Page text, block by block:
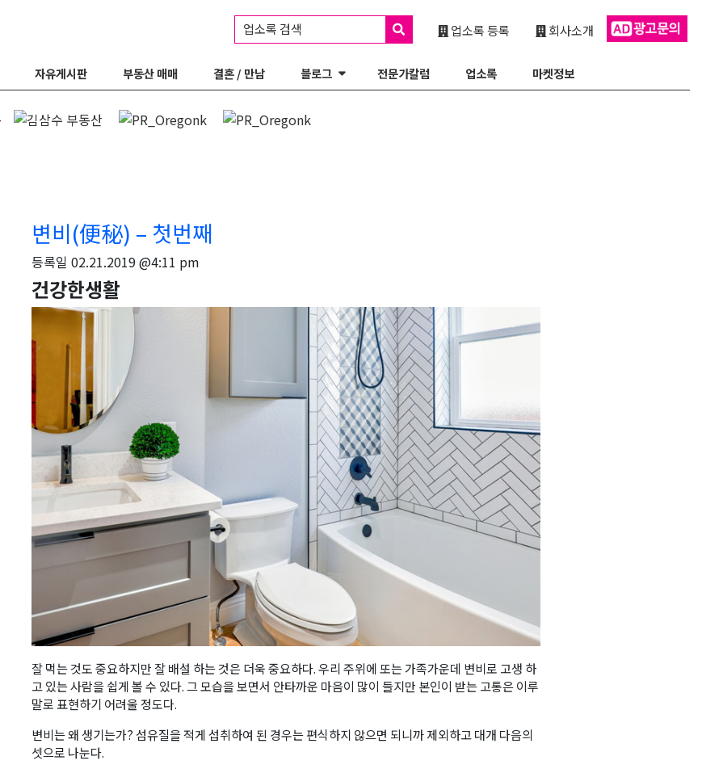
회사소개
업소록 등록
업소록 검색
자유게시판 부동산 매매 결혼 / 만남 블로그 전문가칼럼 업소록 마켓정보
변비(便秘) – 첫번째
등록일02.21.2019 @4:11 pm
건강한생활
잘 먹는 것도 중요하지만 잘 배설 하는 것은 더욱 중요하다. 우리 주위에 또는 가족가운데 변비로 고생 하
고 있는 사람을 쉽게 볼 수 있다. 그 모습을 보면서 안타까운 마음이 많이 들지만 본인이 받는 고통은 이루
말로 표현하기 어려울 정도다.
변비는 왜 생기는가? 섬유질을 적게 섭취하여 된 경우는 편식하지 않으면 되니까 제외하고 대개 다음의
셋으로 나눈다.